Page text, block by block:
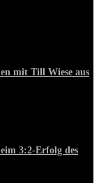
mit Till Wiese aus
3:2-Erfolg des